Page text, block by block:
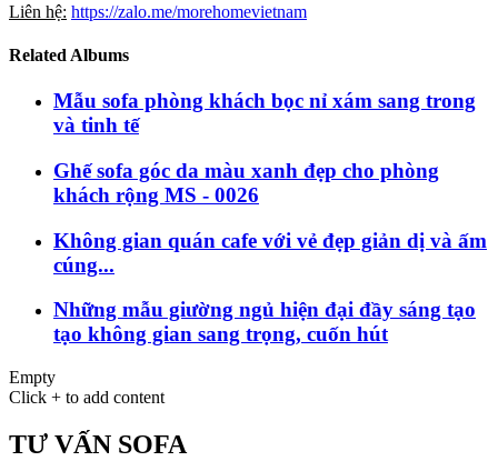
Liên hệ: https://zalo.me/morehomevietnam
Related Albums
Mẫu sofa phòng khách bọc nỉ xám sang trong
và tinh tế
Ghế sofa góc da màu xanh đẹp cho phòng
khách rộng MS - 0026
Không gian quán cafe với vẻ đẹp giản dị và ấm
cúng...
Những mẫu giường ngủ hiện đại đầy sáng tạo
tạo không gian sang trọng, cuốn hút
Empty
Click + to add content
TƯ VẤN SOFA